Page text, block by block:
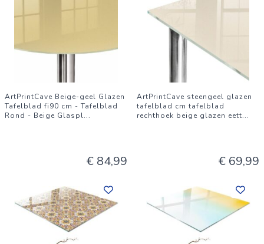
ArtPrintCave Beige-geel Glazen
Tafelblad fi90 cm - Tafelblad
Rond - Beige Glaspl...
€ 84,99
ArtPrintCave steengeel glazen
tafelblad cm tafelblad
rechthoek beige glazen eett...
€ 69,99